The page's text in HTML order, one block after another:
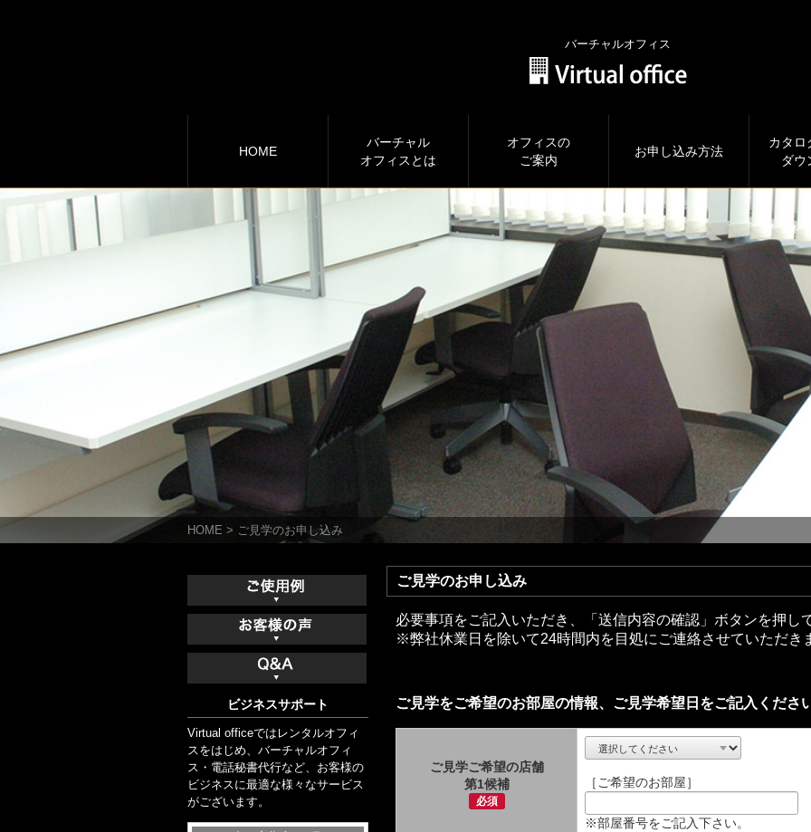
バーチャルオフィス
HOME
バーチャル
オフィスとは
オフィスの
ご案内
お申し込み方法
カタロ
ダウ
HOME > ご見学のお申し込み
ご見学のお申し込み
必要事項をご記入いただき、「送信内容の確認」ボタンを押し
※弊社休業日を除いて24時間内を目処にご連絡させていただき
ご見学をご希望のお部屋の情報、ご見学希望日をご記入ください
ご見学ご希望の店舗
第1候補
必須
［ご希望のお部屋］
※部屋番号をご記入下さい。
ビジネスサポート
Virtual officeではレンタルオフィ
スをはじめ、バーチャルオフィ
ス・電話秘書代行など、お客様の
ビジネスに最適な様々なサービス
がございます。